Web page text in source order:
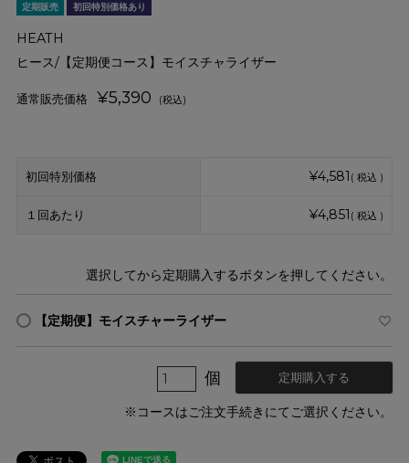
定期販売 初回特別価格あり
HEATH
ヒース/【定期便コース】モイスチャライザー
通常販売価格 ¥5,390 (税込)
初回特別価格 ¥4,581 税込
１回あたり ¥4,851 税込
選択してから定期購入するボタンを押してください。
【定期便】モイスチャーライザー
定期購入する
※コースはご注文手続きにてご選択ください。